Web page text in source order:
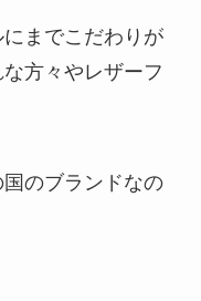
までこだわりが
方々やレザーフ
のブランドなの